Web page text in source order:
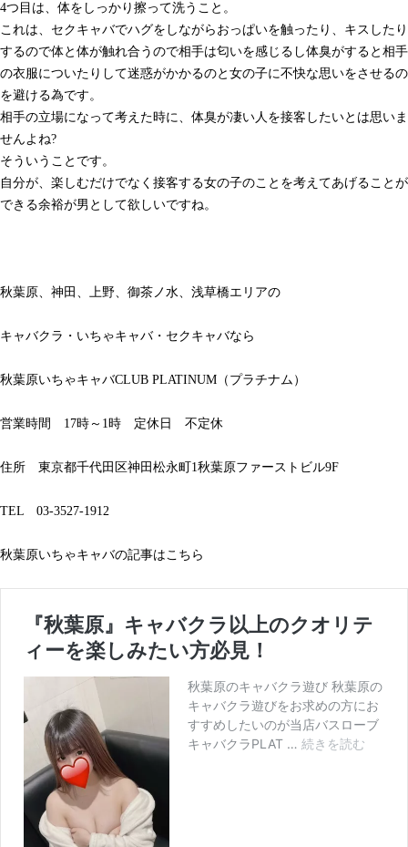
4つ目は、体をしっかり擦って洗うこと。
これは、セクキャバでハグをしながらおっぱいを触ったり、キスしたり
するので体と体が触れ合うので相手は匂いを感じるし体臭がすると相手
の衣服についたりして迷惑がかかるのと女の子に不快な思いをさせるの
を避ける為です。
相手の立場になって考えた時に、体臭が凄い人を接客したいとは思いま
せんよね?
そういうことです。
自分が、楽しむだけでなく接客する女の子のことを考えてあげることが
できる余裕が男として欲しいですね。
秋葉原、神田、上野、御茶ノ水、浅草橋エリアの
キャバクラ・いちゃキャバ・セクキャバなら
秋葉原いちゃキャバCLUB PLATINUM（プラチナム）
営業時間 17時～1時 定休日 不定休
住所 東京都千代田区神田松永町1秋葉原ファーストビル9F
TEL 03-3527-1912
秋葉原いちゃキャバの記事はこちら